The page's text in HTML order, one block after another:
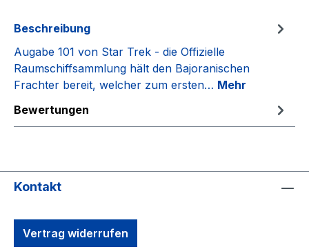
Beschreibung
Augabe 101 von Star Trek - die Offizielle
Raumschiffsammlung hält den Bajoranischen
Frachter bereit, welcher zum ersten… Mehr
Bewertungen
Kontakt
Vertrag widerrufen